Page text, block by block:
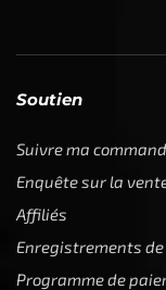
Soutien
Suivre ma
Enquête sur la
Affiliés
Enregistrements
Programme de